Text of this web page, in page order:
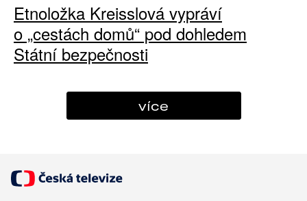
Etnoložka Kreisslová vypráví
o „cestách domů“ pod dohledem
Státní bezpečnosti
více